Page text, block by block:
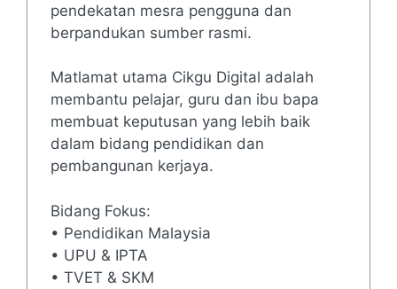
pendekatan mesra pengguna dan
berpandukan sumber rasmi.
Matlamat utama Cikgu Digital adalah
membantu pelajar, guru dan ibu bapa
membuat keputusan yang lebih baik
dalam bidang pendidikan dan
pembangunan kerjaya.
Bidang Fokus:
• Pendidikan Malaysia
• UPU & IPTA
• TVET & SKM